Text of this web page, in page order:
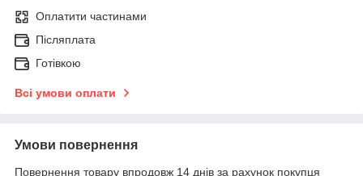
Оплатити частинами
Післяплата
Готівкою
Всі умови оплати
Умови повернення
Повернення товару впродовж 14 днів за рахунок покупця